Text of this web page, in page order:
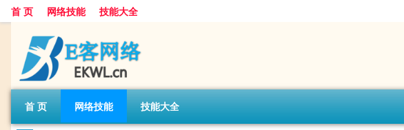
首 页 网络技能 技能大全
首 页 网络技能 技能大全